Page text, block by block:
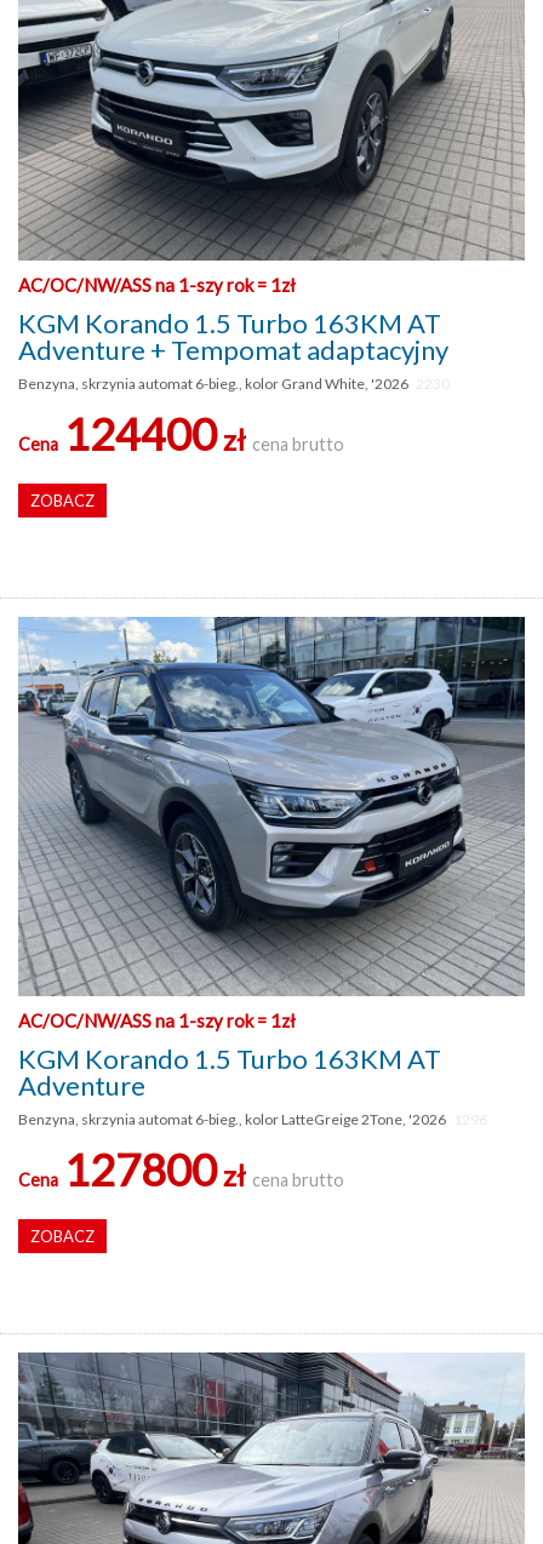
AC/OC/NW/ASS na 1-szy rok = 1zł
KGM Korando 1.5 Turbo 163KM AT
Adventure + Tempomat adaptacyjny
Benzyna, skrzynia automat 6-bieg., kolor Grand White, '2026
Cena 124400zł cena brutto
ZOBACZ
AC/OC/NW/ASS na 1-szy rok = 1zł
KGM Korando 1.5 Turbo 163KM AT
Adventure
Benzyna, skrzynia automat 6-bieg., kolor LatteGreige 2Tone, '2026
Cena 127800zł cena brutto
ZOBACZ